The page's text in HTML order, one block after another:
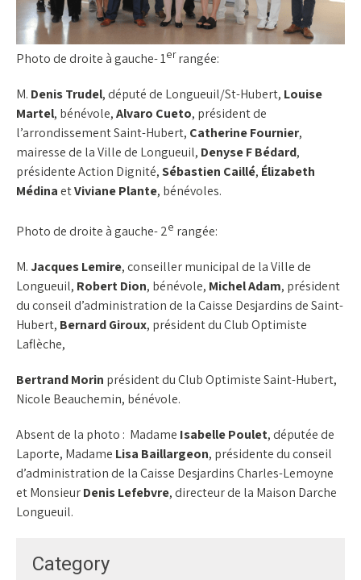
Photo de droite à gauche- 1errangée:
M. Denis Trudel, député de Longueuil/St-Hubert, Louise
Martel, bénévole,Alvaro Cueto, président de
l’arrondissement Saint-Hubert, Catherine Fournier,
mairesse de la Ville de Longueuil, Denyse F Bédard,
présidente Action Dignité,Sébastien Caillé, Élizabeth
MédinaetViviane Plante, bénévoles.
Photo de droite à gauche- 2e rangée:
M.Jacques Lemire, conseiller municipal de la Ville de
Longueuil, Robert Dion, bénévole, Michel Adam, président
du conseil d’administration de la Caisse Desjardins de Saint-
Hubert, Bernard Giroux, président du Club Optimiste
Laflèche,
Bertrand Morin président du Club Optimiste Saint-Hubert,
Nicole Beauchemin, bénévole.
Absent de la photo : Madame Isabelle Poulet, députée de
Laporte, Madame Lisa Baillargeon, présidente du conseil
d’administration de la Caisse Desjardins Charles-Lemoyne
et MonsieurDenis Lefebvre, directeur de la Maison Darche
Longueuil.
Category